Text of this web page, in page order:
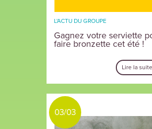
L'ACTU DU GROUPE
Gagnez votre serviette
faire bronzette cet été !
Lire la suite
03/03